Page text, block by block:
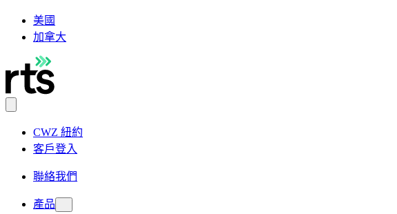
美國
加拿大
CWZ 紐約
客戶登入
聯絡我們
產品